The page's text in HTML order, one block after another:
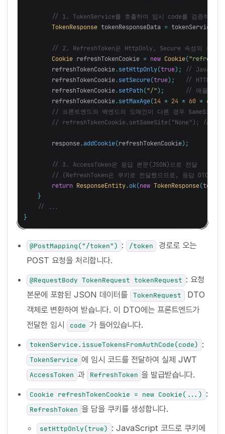
// 1. TokenService를 호출하여 임시 code를 검증하고,
TokenResponse tokenResponseData = tokenService
// 2. RefreshToken은 HttpOnly, Secure 속성의 쿠키로
Cookie refreshTokenCookie = new Cookie(
refreshTokenCookie. setHttpOnly(true);
//
refreshTokenCookie. setSecure(true);
// HTTPS
refreshTokenCookie. setPath("/");
// 애플리케
refreshTokenCookie. setMaxAge(14 * 24 * 60 * 60
// 프론트엔드와 백엔드의 도메인이 다른 경우
// refreshTokenCookie.setSameSite("None"); // 이
response.addCookie(refreshTokenCookie);
// 3. AccessToken은 응답 본문(JSON)으로 전달
// (RefreshToken은 쿠키로 전달했으므로, 응답 DTO에
return ResponseEntity. ok(new TokenResponse(
}
// ...
}
@PostMapping("/token") : /token
경로로 오는
POST 요청을 처리합니다.
@RequestBody TokenRequest tokenRequest : 요청
본문에 포함된 JSON 데이터를
TokenRequest
DTO
객체로 변환하여 받습니다. 이 DTO에는 프론트엔드가
전달한 임시
code 가 들어있습니다.
tokenService.issueTokensFromAuthCode(code) :
TokenService 에 임시 코드를 전달하여 실제 JWT
AccessToken 과 RefreshToken 을 발급받습니다.
Cookie refreshTokenCookie = new Cookie(...) :
RefreshToken 을 담을 쿠키를 생성합니다.
setHttpOnly(true) : JavaScript 코드로 쿠키에